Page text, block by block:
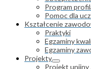
Program
Pomoc dla
Kształcenie
Praktyki
Egzaminy
Egzaminy
Projekty
Projekt unijny